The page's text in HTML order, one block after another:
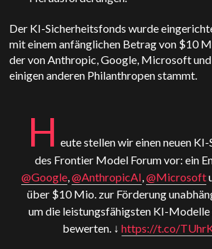
Der KI-Sicherheitsfonds wurde
mit einem anfänglichen Betrag von $10
der von Anthropic, Google, Microsoft
einigen anderen Philanthropen stammt.
H eute stellen wir einen neuen
des Frontier Model Forum vor: ein
@Google,@AnthropicAI,@Microsoft
über $10 Mio. zur Förderung
um die leistungsfähigsten KI-Modelle
bewerten. ↓https://t.co/